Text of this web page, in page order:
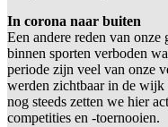
In corona naar buiten
Een andere reden van onze
binnen sporten verboden
periode zijn veel van onze
werden zichtbaar in de wijk
nog steeds zetten we hier
competities en -toernooien.